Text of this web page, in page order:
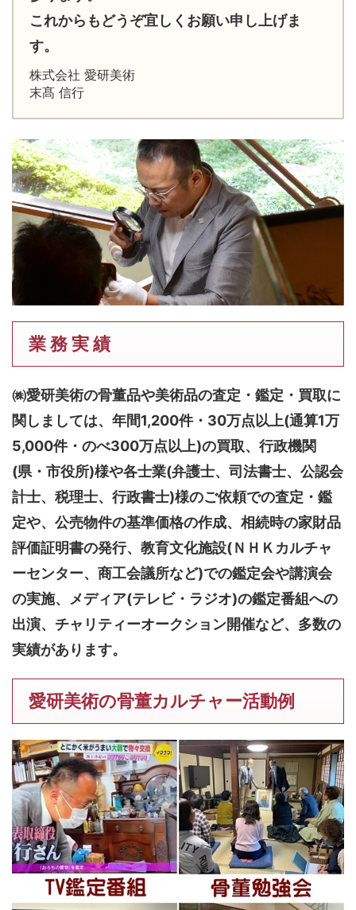
これからもどうぞ宜しくお願い申し上げま
す。
株式会社 愛研美術
末髙 信行
業 務 実 績
㈱愛研美術の骨董品や美術品の査定・鑑定・買取に
関しましては、 年間1,200件・30万点以上(通算1万
5,000件・のべ300万点以上)の買取、行政機関
(県・市役所)様や各士業(弁護士、司法書士、公認会
計士、税理士、行政書士)様のご依頼での査定・鑑
定や、公売物件の基準価格の作成、相続時の家財品
評価証明書の発行、教育文化施設(ＮＨＫカルチャ
ーセンター、商工会議所など)での鑑定会や講演会
の実施、メディア(テレビ・ラジオ)の鑑定番組への
出演、チャリティーオークション開催など、多数の
実績があります。
愛研美術の骨董カルチャー活動例